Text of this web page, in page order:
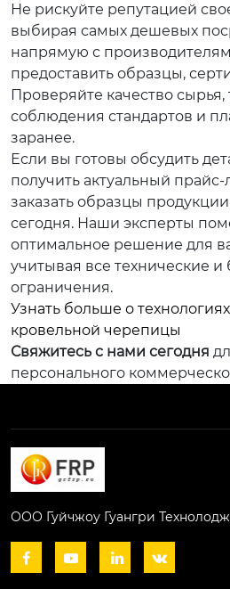
Не рискуйте репутацией
выбирая самых дешевых
напрямую с
предоставить образцы,
Проверяйте качество сырья,
соблюдения стандартов и
заранее.
Если вы готовы обсудить
получить актуальный прайс-
заказать образцы
сегодня. Наши эксперты
оптимальное решение для
учитывая все технические
ограничения.
Узнать больше о
кровельной черепицы
Свяжитесь с нами сегодня
персонального
ООО Гуйчжоу Гуангри
   